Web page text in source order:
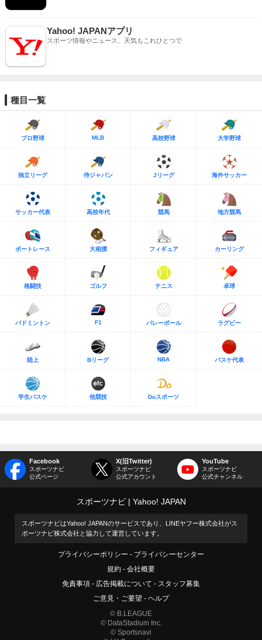
Yahoo! JAPANアプリ
スポーツ情報やニュース、天気もこれひとつで
種目一覧
プロ野球 MLB 高校野球 大学野球
独立リーグ 侍ジャパン Jリーグ 海外サッカー
サッカー代表 高校年代 競馬 地方競馬
ボートレース 大相撲 フィギュア カーリング
格闘技 ゴルフ テニス 卓球
バドミントン F1 バレーボール ラグビー
陸上 Bリーグ NBA バスケ代表
学生バスケ 他競技 Doスポーツ
Facebook
スポーツナビ
公式ページ
X(旧Twitter)
スポーツナビ
公式アカウント
YouTube
スポーツナビ
公式チャンネル
スポーツナビ Yahoo! JAPAN
スポーツナビはYahoo! JAPANのサービスであり、LINEヤフー株式会社がス
ポーツナビ株式会社と協力して運営しています。
プライバシーポリシー
プライバシーセンター
規約
会社概要
免責事項
広告掲載について
スタッフ募集
ご意見・ご要望
ヘルプ
© B.LEAGUE
© DataStadium Inc.
© Sportsnavi